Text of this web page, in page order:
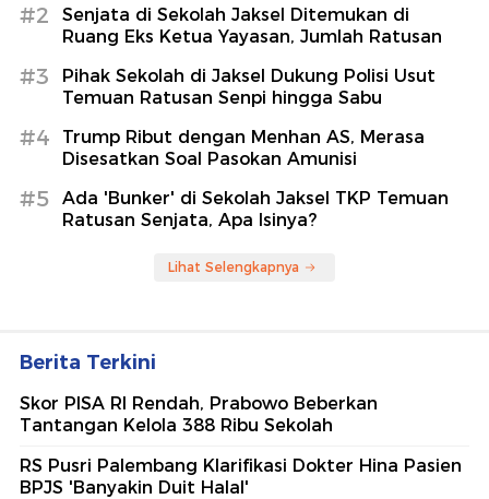
#2
Senjata di Sekolah Jaksel Ditemukan di
Ruang Eks Ketua Yayasan, Jumlah Ratusan
#3
Pihak Sekolah di Jaksel Dukung Polisi Usut
Temuan Ratusan Senpi hingga Sabu
#4
Trump Ribut dengan Menhan AS, Merasa
Disesatkan Soal Pasokan Amunisi
#5
Ada 'Bunker' di Sekolah Jaksel TKP Temuan
Ratusan Senjata, Apa Isinya?
Lihat Selengkapnya
Berita Terkini
Skor PISA RI Rendah, Prabowo Beberkan
Tantangan Kelola 388 Ribu Sekolah
RS Pusri Palembang Klarifikasi Dokter Hina Pasien
BPJS 'Banyakin Duit Halal'